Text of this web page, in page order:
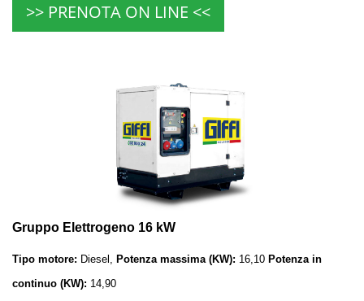
>> PRENOTA ON LINE <<
Gruppo Elettrogeno 16 kW
Tipo motore: Diesel, Potenza massima (KW): 16,10 Potenza in
continuo (KW): 14,90